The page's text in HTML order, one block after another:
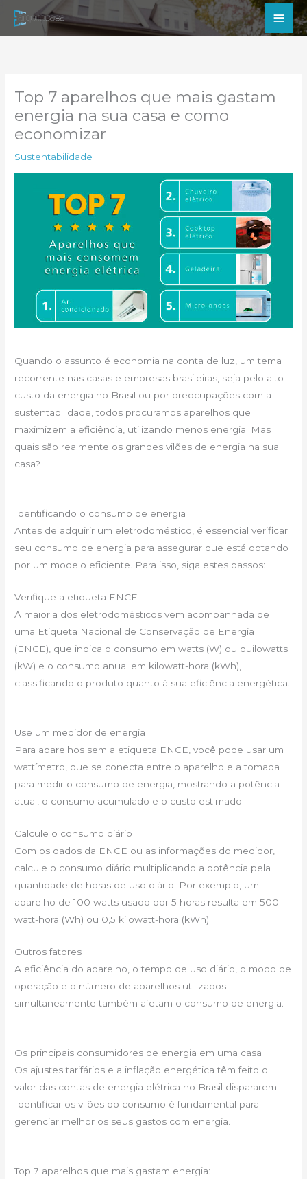
para
Top 7 aparelhos que mais gastam
energia na sua casa e como
economizar
Sustentabilidade
Quando o assunto é economia na conta de luz, um tema
recorrente nas casas e empresas brasileiras, seja pelo alto
custo da energia no Brasil ou por preocupações com a
sustentabilidade, todos procuramos aparelhos que
maximizem a eficiência, utilizando menos energia. Mas
quais são realmente os grandes vilões de energia na sua
casa?
Identificando o consumo de energia
Antes de adquirir um eletrodoméstico, é essencial verificar
seu consumo de energia para assegurar que está optando
por um modelo eficiente. Para isso, siga estes passos:
Verifique a etiqueta ENCE
A maioria dos eletrodomésticos vem acompanhada de
uma Etiqueta Nacional de Conservação de Energia
(ENCE), que indica o consumo em watts (W) ou quilowatts
(kW) e o consumo anual em kilowatt-hora (kWh),
classificando o produto quanto à sua eficiência energética.
Use um medidor de energia
Para aparelhos sem a etiqueta ENCE, você pode usar um
wattímetro, que se conecta entre o aparelho e a tomada
para medir o consumo de energia, mostrando a potência
atual, o consumo acumulado e o custo estimado.
Calcule o consumo diário
Com os dados da ENCE ou as informações do medidor,
calcule o consumo diário multiplicando a potência pela
quantidade de horas de uso diário. Por exemplo, um
aparelho de 100 watts usado por 5 horas resulta em 500
watt-hora (Wh) ou 0,5 kilowatt-hora (kWh).
Outros fatores
A eficiência do aparelho, o tempo de uso diário, o modo de
operação e o número de aparelhos utilizados
simultaneamente também afetam o consumo de energia.
Os principais consumidores de energia em uma casa
Os ajustes tarifários e a inflação energética têm feito o
valor das contas de energia elétrica no Brasil dispararem.
Identificar os vilões do consumo é fundamental para
gerenciar melhor os seus gastos com energia.
Top 7 aparelhos que mais gastam energia: